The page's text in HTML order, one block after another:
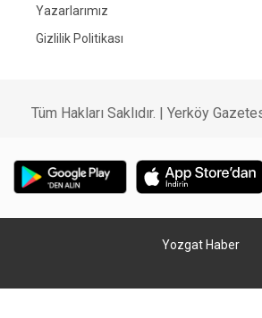
Yazarlarımız
Gizlilik Politikası
Tüm Hakları Saklıdır. | Yerköy
Yozgat Haber